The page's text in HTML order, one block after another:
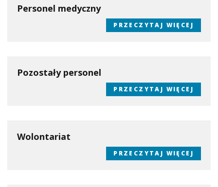
Personel medyczny
PRZECZYTAJ WIĘCEJ
Pozostały personel
PRZECZYTAJ WIĘCEJ
Wolontariat
PRZECZYTAJ WIĘCEJ